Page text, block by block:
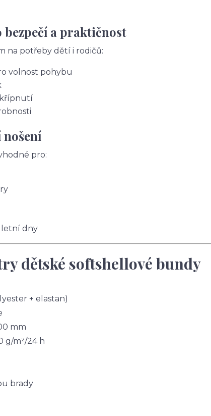
a praktičnost
na potřeby dětí i rodičů:
volnost pohybu
pro:
letní dny
dětské softshellové bundy
+ elastan)
mm
g/m²/24 h
brady